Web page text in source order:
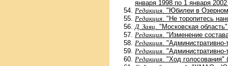
января 1998 по 1 января
Редакция . "Юбилеи в
Редакция . "Не торопитесь
Д. Заяц . "Московская
Редакция . "Изменение
Редакция .
Редакция .
Редакция . "Ход голосования"